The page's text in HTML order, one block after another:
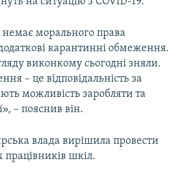
морального права
карантинні обмеження.
виконкому сьогодні зняли.
– це відповідальність за
можливість заробляти та
– пояснив він.
влада вирішила провести
працівників шкіл.